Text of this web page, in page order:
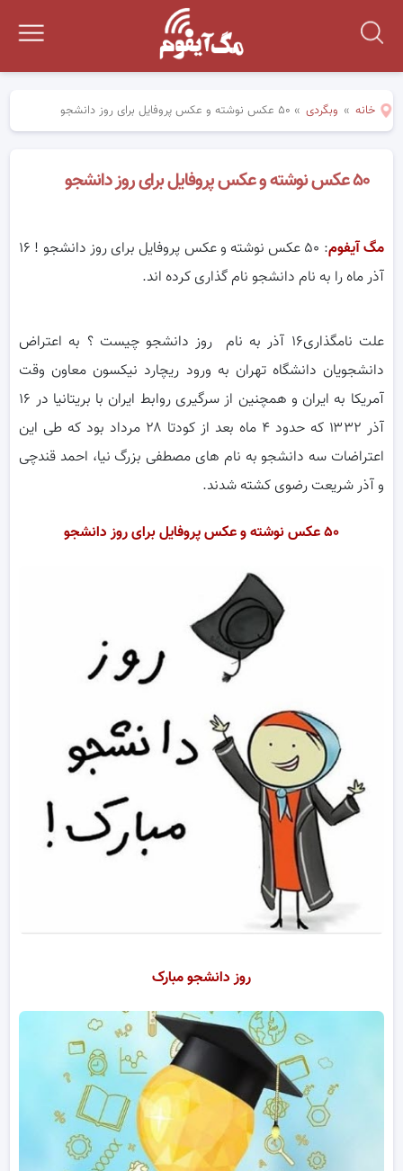
خانه » وبگردی » ۵۰ عکس نوشته و عکس پروفایل برای روز دانشجو
۵۰ عکس نوشته و عکس پروفایل برای روز دانشجو
مگ آیفوم
: ۵۰ عکس نوشته و عکس پروفایل برای روز دانشجو ! ۱۶
آذر ماه را به نام دانشجو نام گذاری کرده اند.
علت نامگذاری۱۶ آذر به نام روز دانشجو چیست ؟ به اعتراض
دانشجویان دانشگاه تهران به ورود ریچارد نیکسون معاون وقت
آمریکا به ایران و همچنین از سرگیری روابط ایران با بریتانیا در ۱۶
آذر ۱۳۳۲ که حدود ۴ ماه بعد از کودتا ۲۸ مرداد بود که طی این
اعتراضات سه دانشجو به نام های مصطفی بزرگ نیا، احمد قندچی
و آذر شریعت رضوی کشته شدند.
۵۰ عکس نوشته و عکس پروفایل برای روز دانشجو
روز دانشجو مبارک